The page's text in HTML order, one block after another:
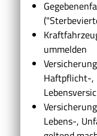
ummelden
Haftpflicht-,
Lebens-,